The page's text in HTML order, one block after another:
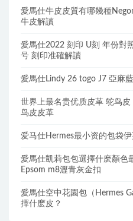
愛馬仕牛皮皮質有哪幾種
牛皮解讀
愛馬仕2022 刻印 U刻 年份對
号 刻印准確解讀
愛馬仕Lindy 26 togo J7 亞麻
世界上最名贵优质皮革 鸵鸟
鸟皮皮革
爱马仕Hermes最小资的包袋
愛馬仕凱莉包包選擇什麽顏色
Epsom m8瀝青灰金扣
愛馬仕空中花園包（Hermes
擇什麽皮？